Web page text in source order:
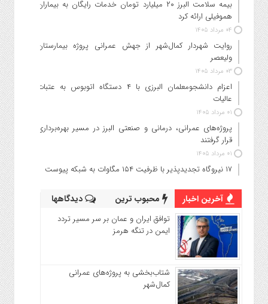
بیمه سلامت البرز ۲۰ میلیارد تومان خدمات رایگان به بیماران
هموفیلی ارائه کرد
۰۴ مرداد ۱۴۰۵
روایت شهردار کمال‌شهر از جهش عمرانی پروژه بیمارستان
ولیعصر
۰۳ مرداد ۱۴۰۵
اعزام دانشجو‌معلمان البرزی با ۴ دستگاه اتوبوس به عتبات
عالیات
۰۱ مرداد ۱۴۰۵
پروژه‌های عمرانی، درمانی و صنعتی البرز در مسیر بهره‌برداری
قرار گرفتند
۰۱ مرداد ۱۴۰۵
۱۷ نیروگاه تجدیدپذیر با ظرفیت ۱۵۴ مگاوات به شبکه پیوست
آخرین اخبار محبوب ترین دیدگاهها
توافق ایران و عمان بر سر مسیر تردد
ایمن در تنگه هرمز
شتاب‌بخشی به پروژه‌های عمرانی
کمال‌شهر